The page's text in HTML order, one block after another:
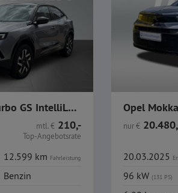
Opel Mokka Turbo GS IntelliLux ACC Navi GJR
mtl.€ 210,-
Top-Angebotsrate
12.599 km Fahrleistung
Benzin
nur€
20.03.2025
96 kW (131 PS)